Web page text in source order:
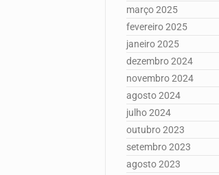
março 2025
fevereiro 2025
janeiro 2025
dezembro 2024
novembro 2024
agosto 2024
julho 2024
outubro 2023
setembro 2023
agosto 2023